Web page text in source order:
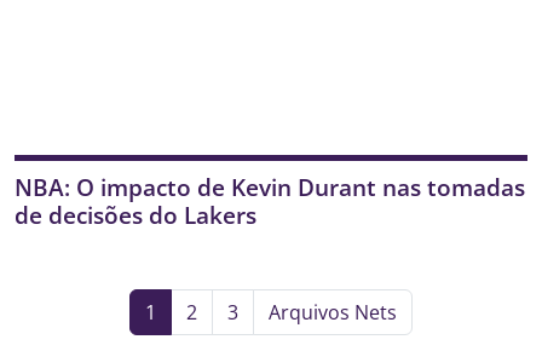
NBA: O impacto de Kevin Durant nas tomadas
de decisões do Lakers
1 2 3 Arquivos Nets